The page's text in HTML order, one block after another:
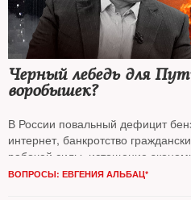
Черный лебедь для
воробышек?
В России повальный дефицит
интернет, банкротство
рабочей силы, истощение
обстоятельствах может пойти
ВОПРОСЫ: ЕВГЕНИЯ АЛЬБАЦ*